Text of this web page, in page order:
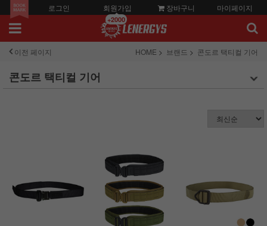
로그인 회원가입
+2000
장바구니 마이페이지
이전 페이지 HOME 브랜드 콘도르 택티컬 기어
콘도르 택티컬 기어